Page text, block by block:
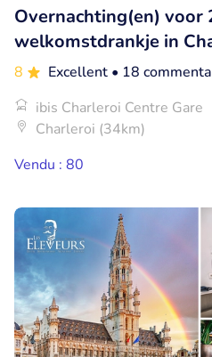
Overnachting(en) voor
welkomstdrankje in
8 Excellent • 18
ibis Charleroi Centre Gare
Charleroi (34km)
Vendu : 80